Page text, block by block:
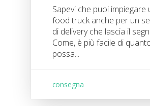
Sapevi che puoi impiegare
food truck anche per un
di delivery che lascia il
Come, è più facile di
possa...
consegna